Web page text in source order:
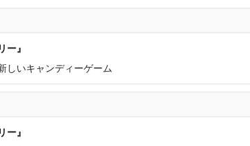
ー』
しいキャンディーゲーム
ー』